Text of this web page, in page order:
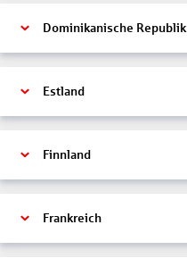
Dominikanische Republik
Estland
Finnland
Frankreich